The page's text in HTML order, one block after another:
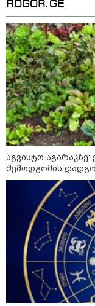
ROGOR.GE
აგვისტო აგარაკზე:
შემოდგომის